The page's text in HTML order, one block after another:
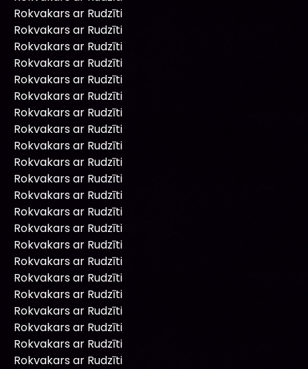
Rokvakars ar Rudzīti
Rokvakars ar Rudzīti
Rokvakars ar Rudzīti
Rokvakars ar Rudzīti
Rokvakars ar Rudzīti
Rokvakars ar Rudzīti
Rokvakars ar Rudzīti
Rokvakars ar Rudzīti
Rokvakars ar Rudzīti
Rokvakars ar Rudzīti
Rokvakars ar Rudzīti
Rokvakars ar Rudzīti
Rokvakars ar Rudzīti
Rokvakars ar Rudzīti
Rokvakars ar Rudzīti
Rokvakars ar Rudzīti
Rokvakars ar Rudzīti
Rokvakars ar Rudzīti
Rokvakars ar Rudzīti
Rokvakars ar Rudzīti
Rokvakars ar Rudzīti
Rokvakars ar Rudzīti